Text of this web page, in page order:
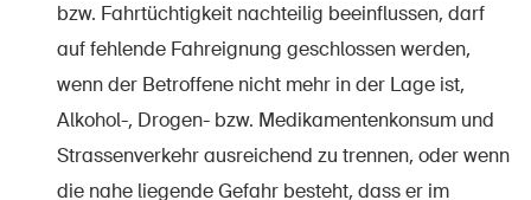
bzw. Fahrtüchtigkeit nachteilig beeinflussen, darf
auf fehlende Fahreignung geschlossen werden,
wenn der Betroffene nicht mehr in der Lage ist,
Alkohol-, Drogen- bzw. Medikamentenkonsum und
Strassenverkehr ausreichend zu trennen, oder wenn
die nahe liegende Gefahr besteht, dass er im